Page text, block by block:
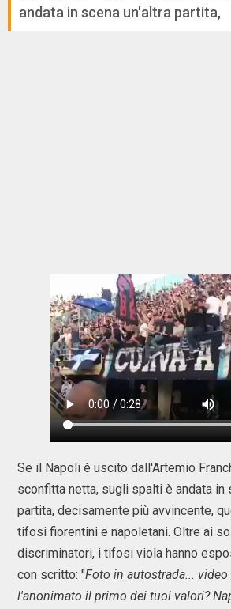
andata in scena un'altra partita,
Se il Napoli è uscito dall'Artemio
sconfitta netta, sugli spalti è andata in
partita, decisamente più avvincente,
tifosi fiorentini e napoletani. Oltre ai
discriminatori, i tifosi viola hanno
con scritto: "Foto in autostrada...
l'anonimato il primo dei tuoi valori?